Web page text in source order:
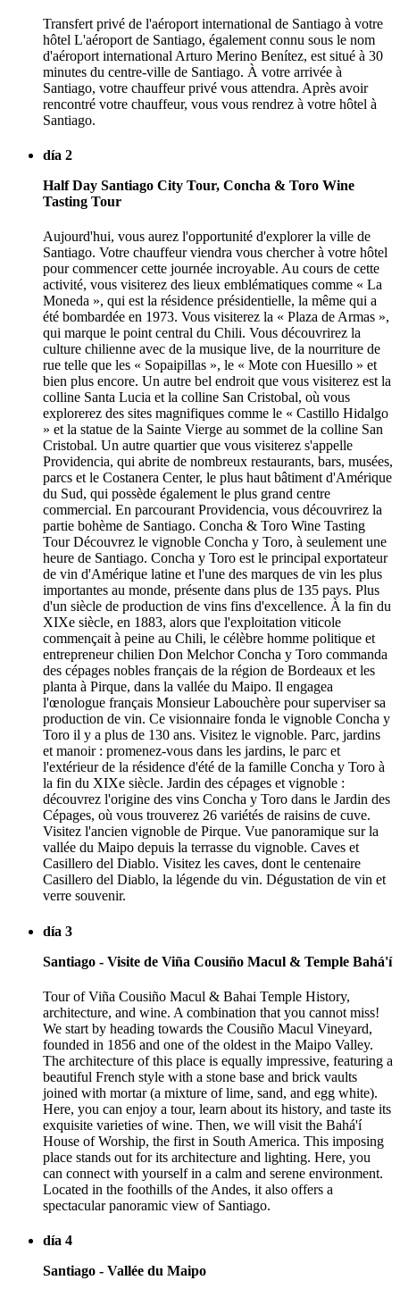
Transfert privé de l'aéroport international de Santiago à votre
hôtel L'aéroport de Santiago, également connu sous le nom
d'aéroport international Arturo Merino Benítez, est situé à 30
minutes du centre-ville de Santiago. À votre arrivée à
Santiago, votre chauffeur privé vous attendra. Après avoir
rencontré votre chauffeur, vous vous rendrez à votre hôtel à
Santiago.
día 2
Half Day Santiago City Tour, Concha & Toro Wine
Tasting Tour
Aujourd'hui, vous aurez l'opportunité d'explorer la ville de
Santiago. Votre chauffeur viendra vous chercher à votre hôtel
pour commencer cette journée incroyable. Au cours de cette
activité, vous visiterez des lieux emblématiques comme « La
Moneda », qui est la résidence présidentielle, la même qui a
été bombardée en 1973. Vous visiterez la « Plaza de Armas »,
qui marque le point central du Chili. Vous découvrirez la
culture chilienne avec de la musique live, de la nourriture de
rue telle que les « Sopaipillas », le « Mote con Huesillo » et
bien plus encore. Un autre bel endroit que vous visiterez est la
colline Santa Lucia et la colline San Cristobal, où vous
explorerez des sites magnifiques comme le « Castillo Hidalgo
» et la statue de la Sainte Vierge au sommet de la colline San
Cristobal. Un autre quartier que vous visiterez s'appelle
Providencia, qui abrite de nombreux restaurants, bars, musées,
parcs et le Costanera Center, le plus haut bâtiment d'Amérique
du Sud, qui possède également le plus grand centre
commercial. En parcourant Providencia, vous découvrirez la
partie bohème de Santiago. Concha & Toro Wine Tasting
Tour Découvrez le vignoble Concha y Toro, à seulement une
heure de Santiago. Concha y Toro est le principal exportateur
de vin d'Amérique latine et l'une des marques de vin les plus
importantes au monde, présente dans plus de 135 pays. Plus
d'un siècle de production de vins fins d'excellence. À la fin du
XIXe siècle, en 1883, alors que l'exploitation viticole
commençait à peine au Chili, le célèbre homme politique et
entrepreneur chilien Don Melchor Concha y Toro commanda
des cépages nobles français de la région de Bordeaux et les
planta à Pirque, dans la vallée du Maipo. Il engagea
l'œnologue français Monsieur Labouchère pour superviser sa
production de vin. Ce visionnaire fonda le vignoble Concha y
Toro il y a plus de 130 ans. Visitez le vignoble. Parc, jardins
et manoir : promenez-vous dans les jardins, le parc et
l'extérieur de la résidence d'été de la famille Concha y Toro à
la fin du XIXe siècle. Jardin des cépages et vignoble :
découvrez l'origine des vins Concha y Toro dans le Jardin des
Cépages, où vous trouverez 26 variétés de raisins de cuve.
Visitez l'ancien vignoble de Pirque. Vue panoramique sur la
vallée du Maipo depuis la terrasse du vignoble. Caves et
Casillero del Diablo. Visitez les caves, dont le centenaire
Casillero del Diablo, la légende du vin. Dégustation de vin et
verre souvenir.
día 3
Santiago - Visite de Viña Cousiño Macul & Temple Bahá'í
Tour of Viña Cousiño Macul & Bahai Temple History,
architecture, and wine. A combination that you cannot miss!
We start by heading towards the Cousiño Macul Vineyard,
founded in 1856 and one of the oldest in the Maipo Valley.
The architecture of this place is equally impressive, featuring a
beautiful French style with a stone base and brick vaults
joined with mortar (a mixture of lime, sand, and egg white).
Here, you can enjoy a tour, learn about its history, and taste its
exquisite varieties of wine. Then, we will visit the Bahá'í
House of Worship, the first in South America. This imposing
place stands out for its architecture and lighting. Here, you
can connect with yourself in a calm and serene environment.
Located in the foothills of the Andes, it also offers a
spectacular panoramic view of Santiago.
día 4
Santiago - Vallée du Maipo